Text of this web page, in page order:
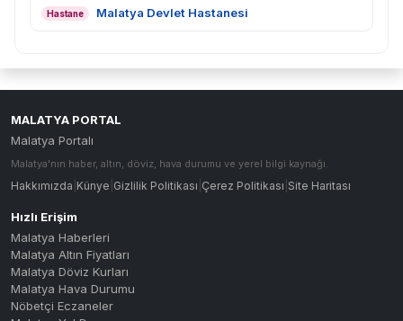
Hastane Malatya Devlet Hastanesi
MALATYA PORTAL
Malatya Portalı
Malatya'nın haber, altın, döviz, hava durumu ve yerel bilgi kaynağı.
Hakkımızda Künye Gizlilik Politikası Çerez Politikası Site Haritası
Hızlı Erişim
Malatya Haberleri
Malatya Altın Fiyatları
Malatya Döviz Kurları
Malatya Hava Durumu
Nöbetçi Eczaneler